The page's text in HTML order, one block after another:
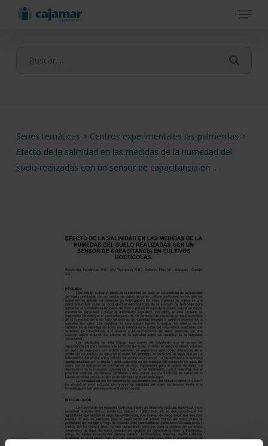
Menu
Series temáticas > Centros experimentales las palmerillas >
Efecto de la salinidad en las medidas de la humedad del
suelo realizadas con un sensor de capacitancia en …